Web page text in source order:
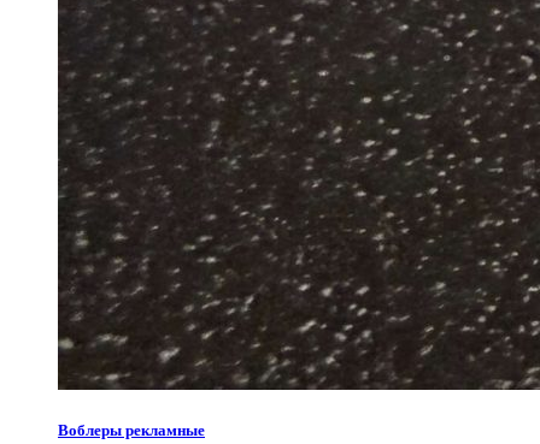
Воблеры рекламные